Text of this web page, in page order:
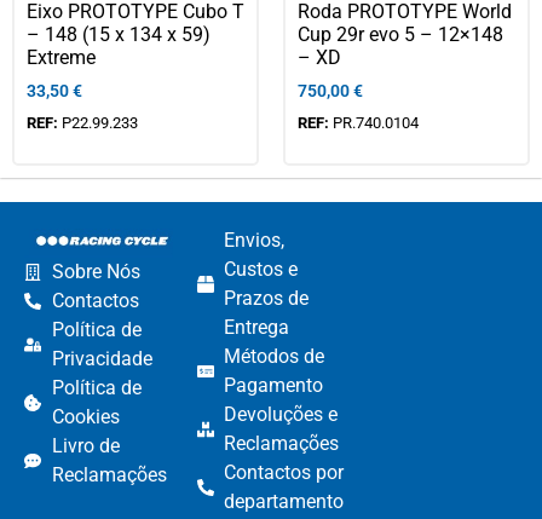
Eixo PROTOTYPE Cubo T
– 148 (15 x 134 x 59)
Extreme
33,50€
REF: P22.99.233
Roda PROTOTYPE World
Cup 29r evo 5 – 12×148
– XD
750,00€
REF: PR.740.0104
Sobre Nós
Contactos
Política de
Privacidade
Política de
Cookies
Livro de
Reclamações
Envios,
Custos e
Prazos de
Entrega
Métodos de
Pagamento​
Devoluções e
Reclamações​
Contactos por
departamento​